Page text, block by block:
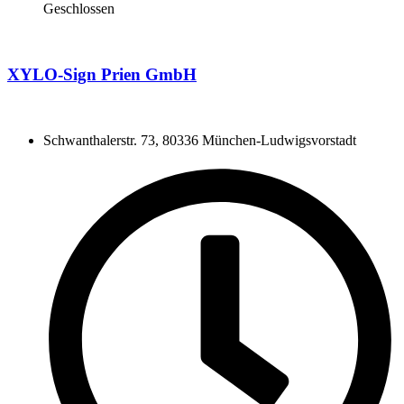
Geschlossen
XYLO-Sign Prien GmbH
Schwanthalerstr. 73, 80336 München-Ludwigsvorstadt